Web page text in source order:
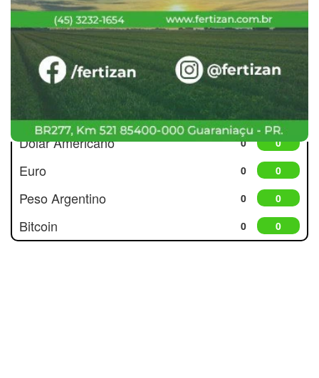
Cotações
Dólar Americano 0 0
Euro 0 0
Peso Argentino 0 0
Bitcoin 0 0